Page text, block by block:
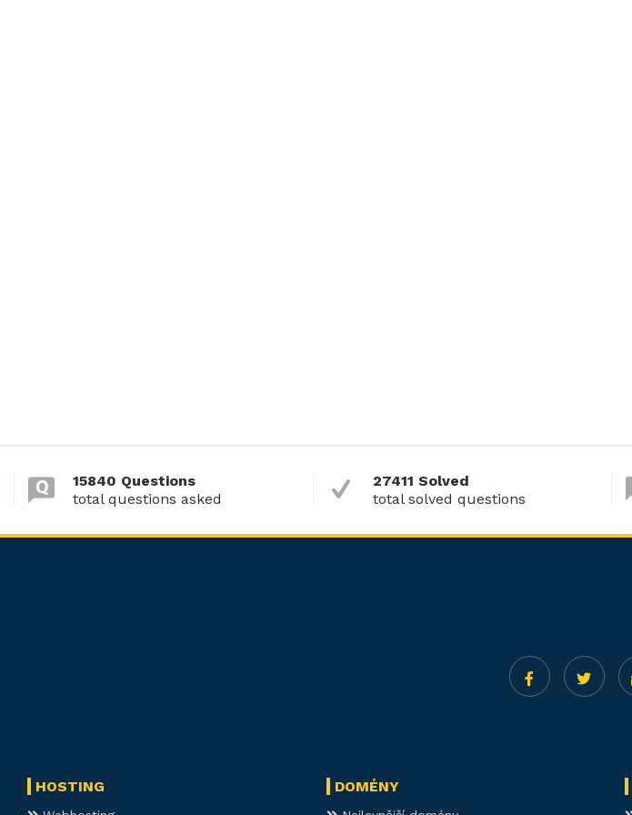
15840 Questions
total questions asked
27411 Solved
total solved questions
HOSTING DOMÉNY